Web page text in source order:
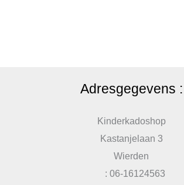
Adresgegevens :
Kinderkadoshop
Kastanjelaan 3
Wierden
: 06-16124563